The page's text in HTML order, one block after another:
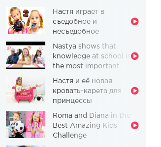
Настя играет в
съедобное и
несъедобное
Nastya shows that
knowledge at school is
the most important
Настя и её новая
кровать-карета для
принцессы
Roma and Diana in the
Best Amazing Kids
Challenge